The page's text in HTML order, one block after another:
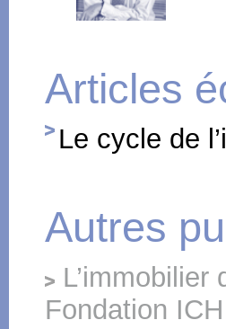
Articles
Le cycle de
Autres
Fondation